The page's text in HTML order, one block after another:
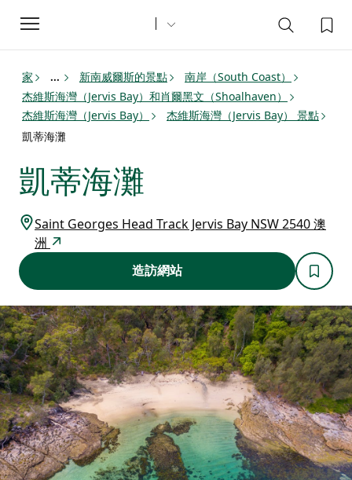
Toggle
navigation
家 ... 新南威爾斯的景點
南岸（South Coast）
杰維斯海灣（Jervis Bay）和肖爾黑文（Shoalhaven）
杰維斯海灣（Jervis Bay）
杰維斯海灣（Jervis Bay） 景點
凱蒂海灘
凱蒂海灘
Saint Georges Head Track Jervis Bay NSW 2540 澳
洲
造訪網站